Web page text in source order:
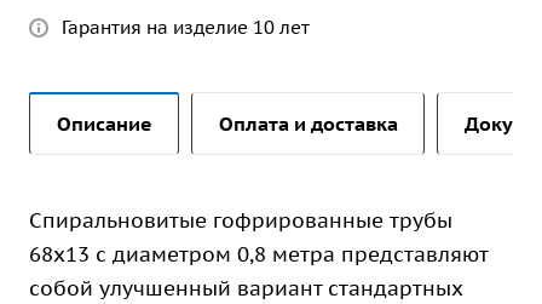
Гарантия на изделие 10 лет
Описание Оплата и доставка
Спиральновитые гофрированные трубы
68х13 с диаметром 0,8 метра представляют
собой улучшенный вариант стандартных